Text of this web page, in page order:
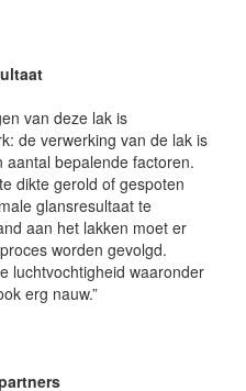
van deze lak is
de verwerking van de lak is
aantal bepalende factoren.
dikte gerold of gespoten
glansresultaat te
aan het lakken moet er
worden gevolgd.
luchtvochtigheid waaronder
erg nauw.”